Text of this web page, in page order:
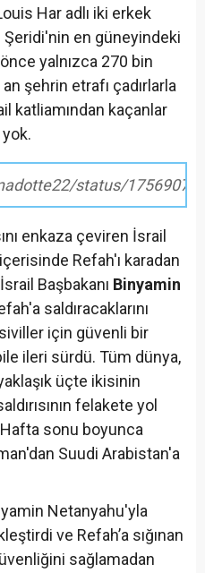
Har adlı iki erkek
en güneyindeki
yalnızca 270 bin
şehrin etrafı çadırlarla
katliamından kaçanlar
status/
enkaza çeviren İsrail
Refah'ı karadan
Başbakanı Binyamin
saldıracaklarını
için güvenli bir
ileri sürdü. Tüm dünya,
üçte ikisinin
felakete yol
Hafta sonu boyunca
Suudi Arabistan'a
Netanyahu'yla
ve Refah’a sığınan
sağlamadan